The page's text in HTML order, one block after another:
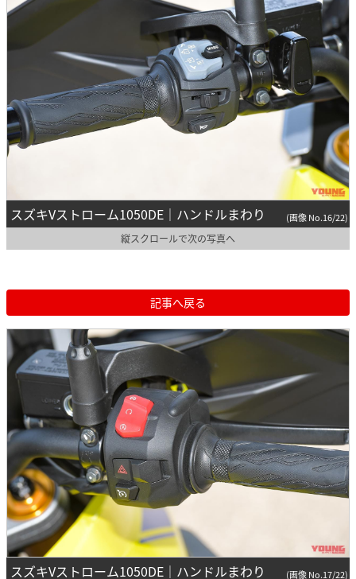
スズキVストローム1050DE｜ハンドルまわり (画像 No.16/22)
縦スクロールで次の写真へ
記事へ戻る
スズキVストローム1050DE｜ハンドルまわり (画像 No.17/22)